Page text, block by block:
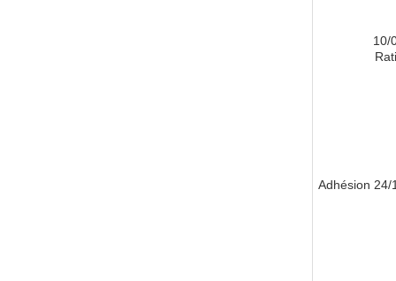
10/
24/11/